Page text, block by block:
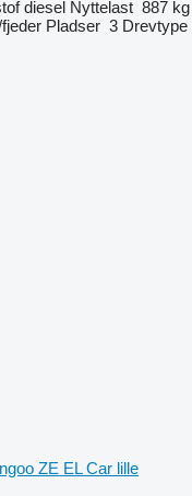
diesel Nyttelast 887 kg
Pladser 3 Drevtype
ZE EL Car lille